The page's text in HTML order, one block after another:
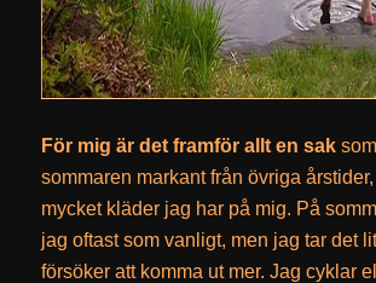
För mig är det framför allt en sak
sommaren markant från övriga
mycket kläder jag har på mig. På
jag oftast som vanligt, men jag tar det
försöker att komma ut mer. Jag cyklar